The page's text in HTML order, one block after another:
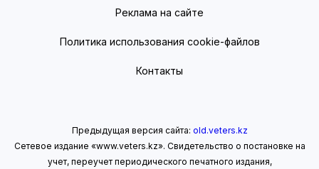
Реклама на сайте
Политика использования cookie-файлов
Контакты
Предыдущая версия сайта: old.veters.kz
Сетевое издание «www.veters.kz». Свидетельство о постановке на
учет, переучет периодического печатного издания,